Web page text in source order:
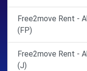
Free2move Rent -
(FP)
Free2move Rent -
(J)